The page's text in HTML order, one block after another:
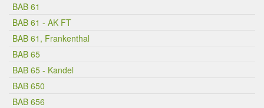
BAB 61
BAB 61 - AK FT
BAB 61, Frankenthal
BAB 65
BAB 65 - Kandel
BAB 650
BAB 656